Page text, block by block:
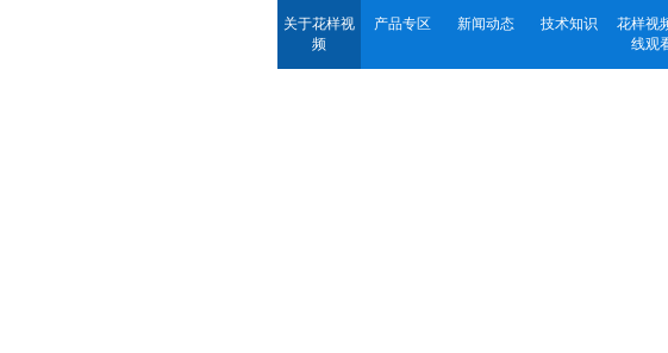
关于花样视
频
产品专区 新闻动态 技术知识
花样视
线观